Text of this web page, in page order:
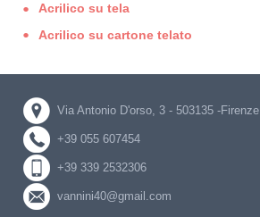
Acrilico su tela
Acrilico su cartone telato
Via Antonio D'orso, 3 - 503135 -Firenze
+39 055 607454
+39 339 2532306
vannini40@gmail.com